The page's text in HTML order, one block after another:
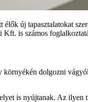
új tapasztalatokat
is számos
dolgozni
is nyújtanak. Az